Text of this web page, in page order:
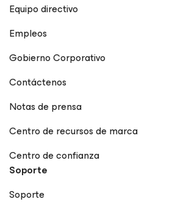
Equipo directivo
Empleos
Gobierno Corporativo
Contáctenos
Notas de prensa
Centro de recursos de marca
Centro de confianza
Soporte
Soporte